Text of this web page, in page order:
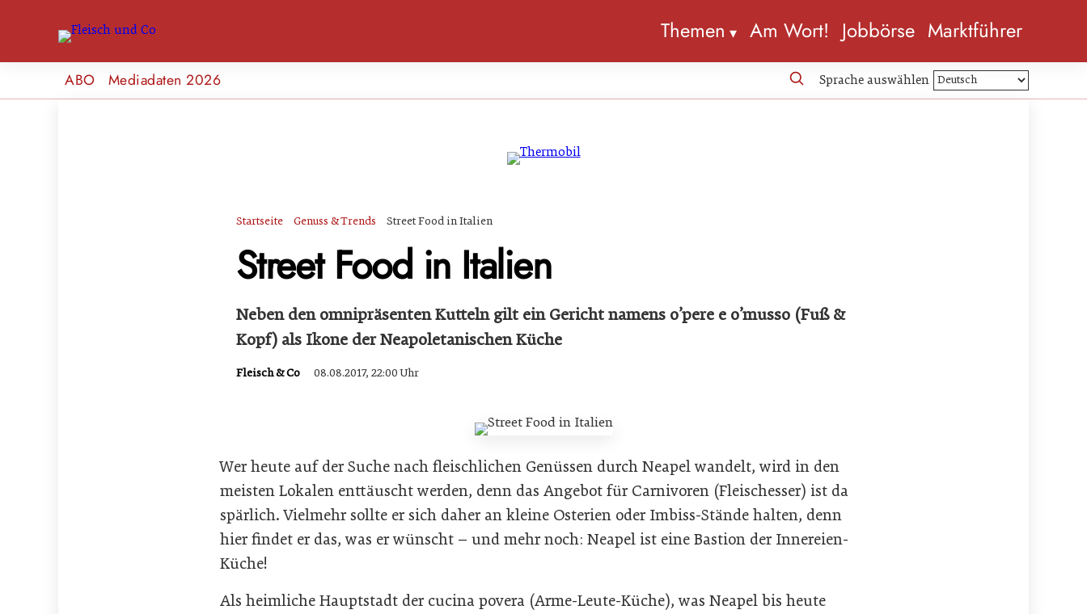
Themen Am Wort! Jobbörse Marktführer
ABO Mediadaten 2026 Sprache auswählen
Startseite Genuss & Trends Street Food in Italien
Street Food in Italien
Neben den omnipräsenten Kutteln gilt ein Gericht namens o’pere e o’musso (Fuß &
Kopf) als Ikone der Neapoletanischen Küche
Fleisch & Co 08.08.2017, 22:00 Uhr
Wer heute auf der Suche nach fleischlichen Genüssen durch Neapel wandelt, wird in den
meisten Lokalen enttäuscht werden, denn das Angebot für Carnivoren (Fleischesser) ist da
spärlich. Vielmehr sollte er sich daher an kleine Osterien oder Imbiss-Stände halten, denn
hier findet er das, was er wünscht – und mehr noch: Neapel ist eine Bastion der Innereien-
Küche!
Als heimliche Hauptstadt der cucina povera (Arme-Leute-Küche), was Neapel bis heute